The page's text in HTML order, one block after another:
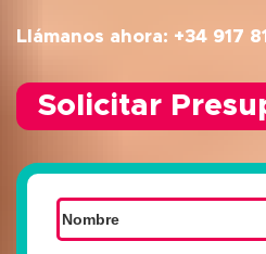
Llámanos ahora: +34 917
Solicitar